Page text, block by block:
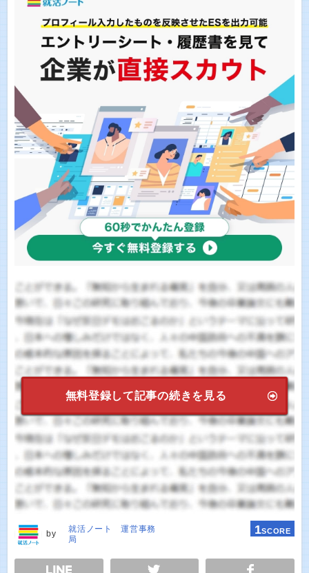
無料登録して記事の続きを見る
by
就活ノート 運営事務
局
1SCORE
TWEET